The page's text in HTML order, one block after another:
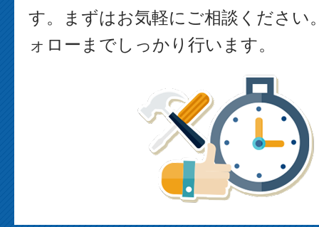
す。まずはお気軽にご相談ください
ォローまでしっかり行います。